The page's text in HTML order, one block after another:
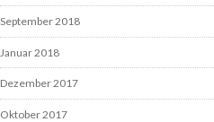
September 2018
Januar 2018
Dezember 2017
Oktober 2017